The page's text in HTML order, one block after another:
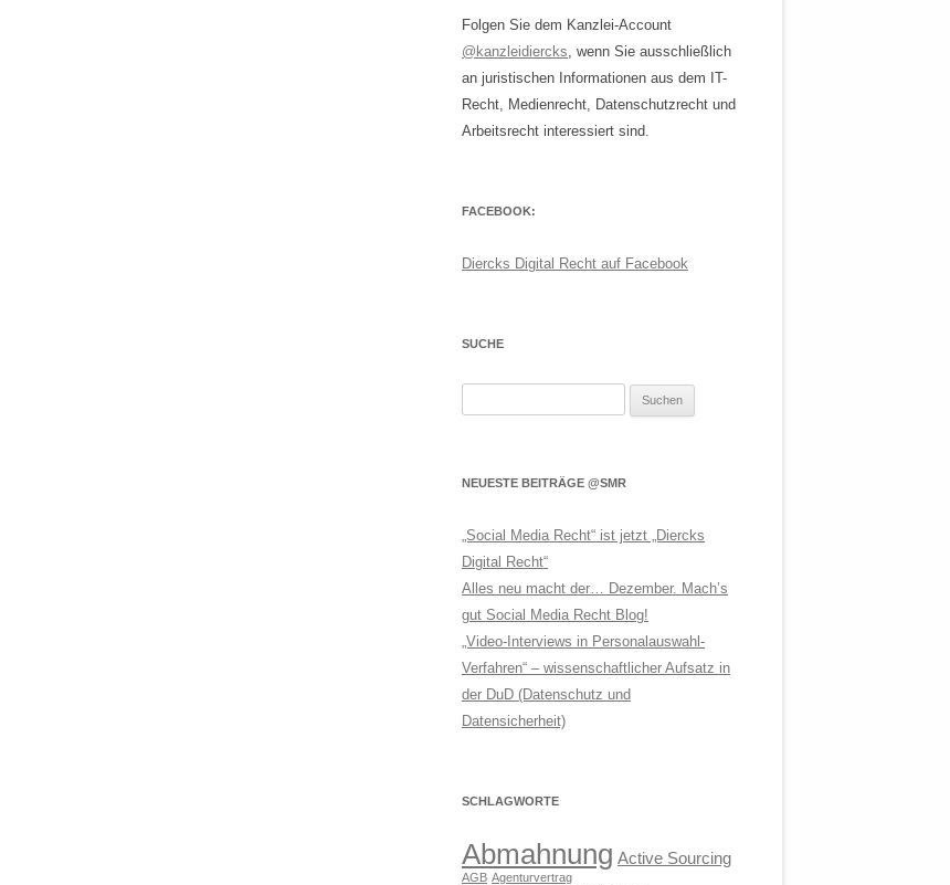
Folgen Sie dem Kanzlei-Account
@kanzleidiercks, wenn Sie ausschließlich
an juristischen Informationen aus dem IT-
Recht, Medienrecht, Datenschutzrecht und
Arbeitsrecht interessiert sind.
FACEBOOK:
Diercks Digital Recht auf Facebook
SUCHE
NEUESTE BEITRÄGE @SMR
„Social Media Recht“ ist jetzt „Diercks
Digital Recht“
Alles neu macht der… Dezember. Mach’s
gut Social Media Recht Blog!
„Video-Interviews in Personalauswahl-
Verfahren“ – wissenschaftlicher Aufsatz in
der DuD (Datenschutz und
Datensicherheit)
SCHLAGWORTE
Abmahnung Active Sourcing
AGB Agenturvertrag